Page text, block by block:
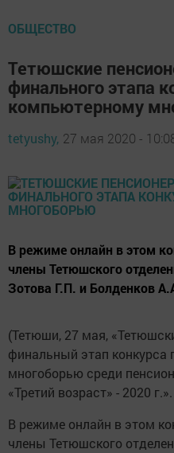
ОБЩЕСТВО
Тетюшские
финального этапа
компьютерному
tetyushy, 27 мая 2020 -
В режиме онлайн в этом
члены Тетюшского
Зотова Г.П. и Болденков
(Тетюши, 27 мая,
финальный этап
многоборью среди
«Третий возраст» - 2020 г.».
В режиме онлайн в этом
члены Тетюшского